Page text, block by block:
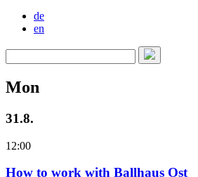
de
en
Mon
31.8.
12:00
How to work with Ballhaus Ost